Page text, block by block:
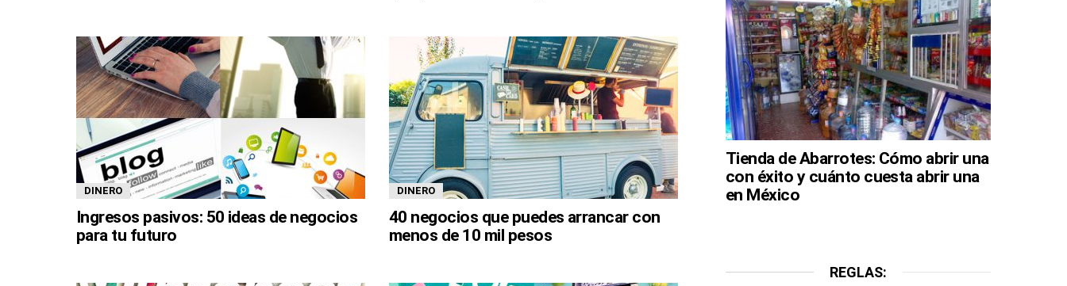
DINERO
Ingresos pasivos: 50 ideas de negocios
para tu futuro
DINERO
40 negocios que puedes arrancar con
menos de 10 mil pesos
Tienda de Abarrotes: Cómo abrir una
con éxito y cuánto cuesta abrir una
en México
REGLAS: